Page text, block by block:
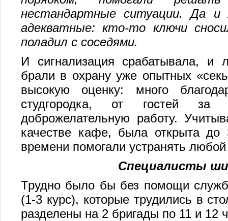
нестандартные ситуации. Да
адекватные: кто-то ключи
поладил с соседями.
И сигнализация срабатывала, и
брали в охрану уже опытных
высокую оценку: много
студгородка, от гостей за
доброжелательную работу.
качестве кафе, была открыта до
времени помогали устранять
Специалисты
Трудно было бы без помощи
(1-3 курс), которые трудились в
разделены на 2 бригады по 11 и 12